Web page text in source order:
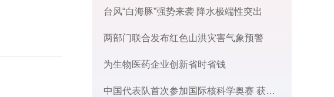
台风“白海豚”强势来袭 降水极端性突出
两部门联合发布红色山洪灾害气象预警
为生物医药企业创新省时省钱
中国代表队首次参加国际核科学奥赛 获一金三银